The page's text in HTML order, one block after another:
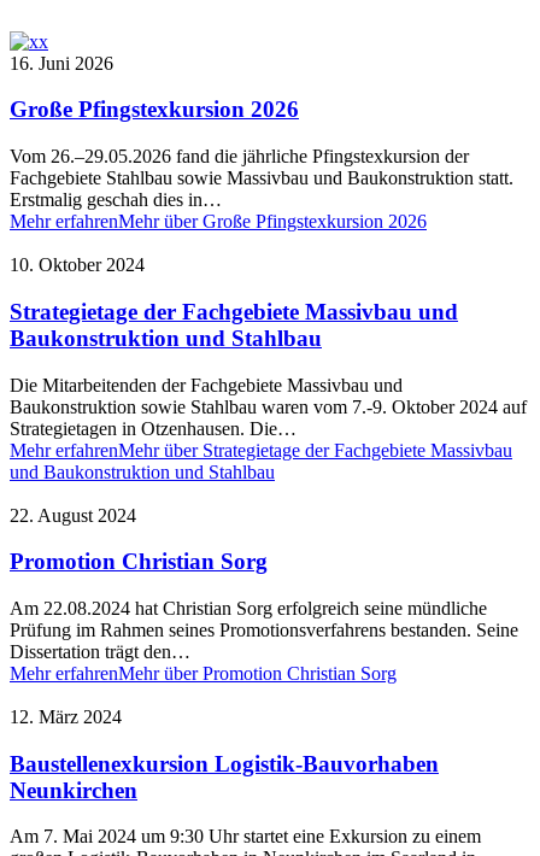
16. Juni 2026
Große Pfingstexkursion 2026
Vom 26.–29.05.2026 fand die jährliche Pfingstexkursion der
Fachgebiete Stahlbau sowie Massivbau und Baukonstruktion statt.
Erstmalig geschah dies in…
Mehr erfahrenMehr über Große Pfingstexkursion 2026
10. Oktober 2024
Strategietage der Fachgebiete Massivbau und
Baukonstruktion und Stahlbau
Die Mitarbeitenden der Fachgebiete Massivbau und
Baukonstruktion sowie Stahlbau waren vom 7.-9. Oktober 2024 auf
Strategietagen in Otzenhausen. Die…
Mehr erfahrenMehr über Strategietage der Fachgebiete Massivbau
und Baukonstruktion und Stahlbau
22. August 2024
Promotion Christian Sorg
Am 22.08.2024 hat Christian Sorg erfolgreich seine mündliche
Prüfung im Rahmen seines Promotionsverfahrens bestanden. Seine
Dissertation trägt den…
Mehr erfahrenMehr über Promotion Christian Sorg
12. März 2024
Baustellenexkursion Logistik-Bauvorhaben
Neunkirchen
Am 7. Mai 2024 um 9:30 Uhr startet eine Exkursion zu einem